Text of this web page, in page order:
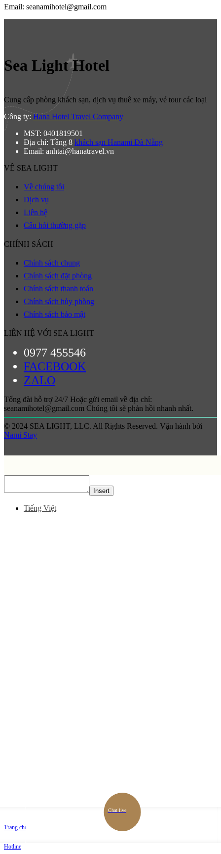
Email: seanamihotel@gmail.com
Sea Light Hotel
Cung cấp phòng khách sạn, dịch vụ thuê xe máy, vé tour các loại
Công ty: Hana Hotel Travel Company
MST: 0401819501
Địa chỉ: Tầng 8 khách sạn Hanami Đà Nẵng
Email: anhtai@hanatravel.vn
VỀ SEA LIGHT
Về chúng tôi
Dịch vụ
Liên hệ
Câu hỏi thường gặp
CHÍNH SÁCH
Chính sách chung
Chính sách đặt phòng
Chính sách thanh toán
Chính sách hủy phòng
Chính sách bảo mật
LIÊN HỆ VỚI SEA LIGHT
0977 455546
FACEBOOK
ZALO
Tổng đài hỗ trợ 24/7 Hoặc gửi email về địa chỉ:
seanamihotel@gmail.com Chúng tôi sẽ phản hồi nhanh nhất.
© 2024 SEA LIGHT, LLC. All Rights Reserved. Vận hành bởi
Nami Stay
Trang chủ
Hotline
Chat live
Insert
Tiếng Việt